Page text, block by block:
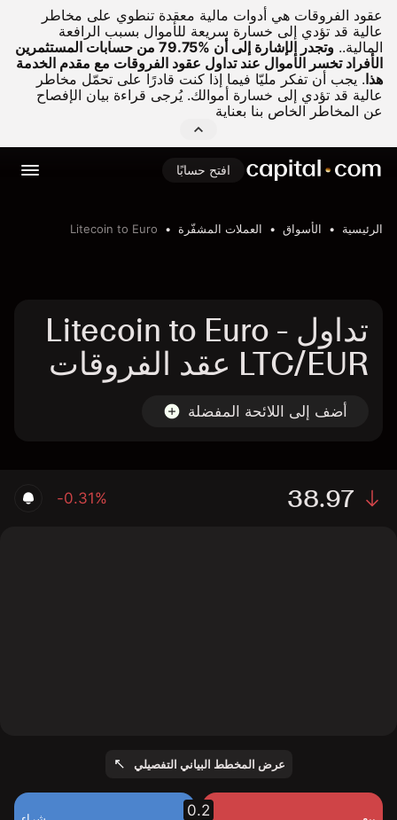
عقود الفروقات هي أدوات مالية معقدة تنطوي على مخاطر
عالية قد تؤدي إلى خسارة سريعة للأموال بسبب الرافعة
المالية..
وتجدر الإشارة إلى أن %79.75 من حسابات المستثمرين
الأفراد تخسر الأموال عند تداول عقود الفروقات مع مقدم الخدمة
هذا. يجب أن تفكر مليّا فيما إذا كنت قادرًا على تحمّل مخاطر
عالية قد تؤدي إلى خسارة أموالك. يُرجى قراءة بيان الإفصاح
عن المخاطر الخاص بنا بعناية
افتح حسابًا
الرئيسية الأسواق العملات المشفّرة Litecoin to Euro
تداول Litecoin to Euro -
LTC/EUR عقد الفروقات
أضف إلى اللائحة المفضلة
38.97
-0.31%
عرض المخطط البياني التفصيلي
0.2